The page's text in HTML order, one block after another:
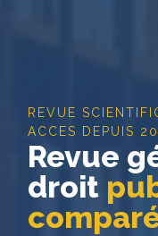
REVUE
ACCES DEPUIS
Revue
droit